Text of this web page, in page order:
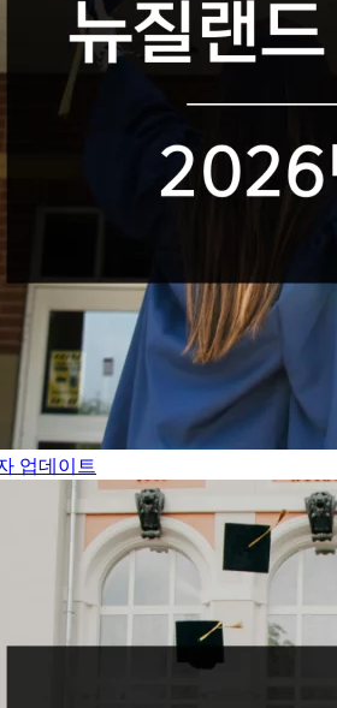
업데이트